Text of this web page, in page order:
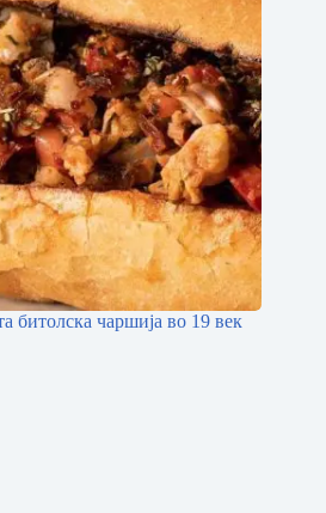
битолска чаршија во 19 век